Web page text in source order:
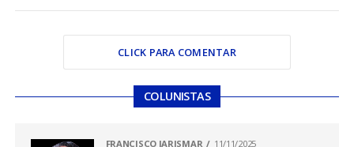
CLICK PARA COMENTAR
COLUNISTAS
FRANCISCO JARISMAR 11/11/2025